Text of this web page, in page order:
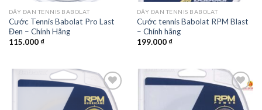
DÂY ĐAN TENNIS BABOLAT
Cước Tennis Babolat Pro Last
Đen – Chính Hãng
115.000₫
DÂY ĐAN TENNIS BABOLAT
Cước tennis Babolat RPM Blast
– Chính hãng
199.000₫
Add to
wishlist
Add to
wishlist